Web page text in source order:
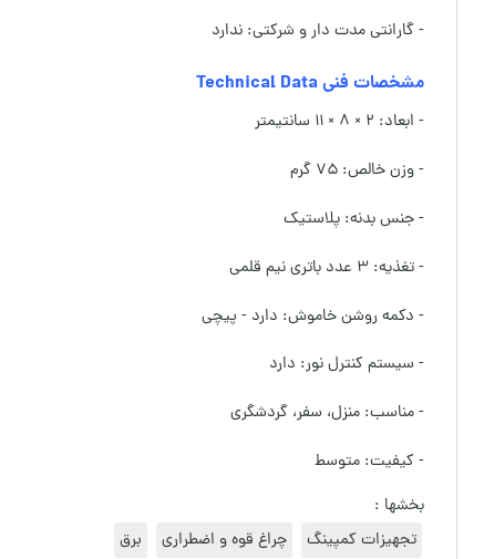
- گارانتی مدت دار و شرکتی: ندارد
مشخصات فنی Technical Data
- ابعاد: ۲ × ۸ × ۱۱ سانتیمتر
- وزن خالص: ۷۵ گرم
- جنس بدنه: پلاستیک
- تغذیه: ۳ عدد باتری نیم قلمی
- دکمه روشن خاموش: دارد - پیچی
- سیستم کنترل نور: دارد
- مناسب: منزل، سفر، گردشگری
- کیفیت: متوسط
بخشها :
تجهیزات کمپینگ
چراغ قوه و اضطراری برق